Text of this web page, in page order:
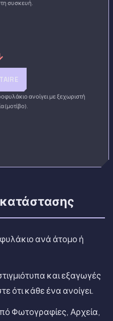
συσκευή.
ανοίγει με ξεχωριστή
(μοτίβο).
ανά άτομο ή
και εξαγωγές
ότι κάθε ένα ανοίγει.
Φωτογραφίες, Αρχεία,